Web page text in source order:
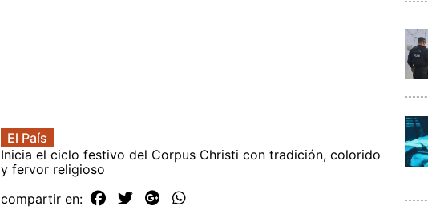
El País
Inicia el ciclo festivo del Corpus Christi con tradición, colorido
y fervor religioso
compartir en: